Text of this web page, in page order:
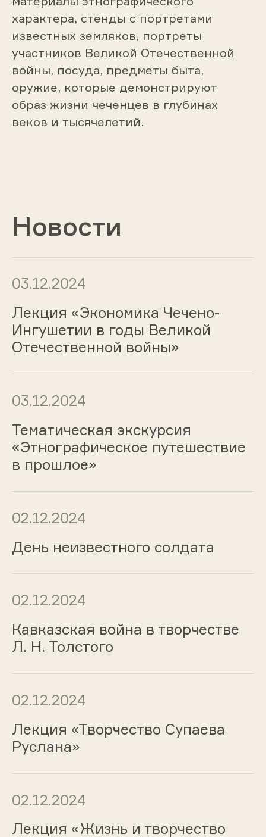
характера, стенды с портретами
известных земляков, портреты
участников Великой Отечественной
войны, посуда, предметы быта,
оружие, которые демонстрируют
образ жизни чеченцев в глубинах
веков и тысячелетий.
Новости
03.12.2024
Лекция «Экономика Чечено-
Ингушетии в годы Великой
Отечественной войны»
03.12.2024
Тематическая экскурсия
«Этнографическое путешествие
в прошлое»
02.12.2024
День неизвестного солдата
02.12.2024
Кавказская война в творчестве
Л. Н. Толстого
02.12.2024
Лекция «Творчество Супаева
Руслана»
02.12.2024
Лекция «Жизнь и творчество